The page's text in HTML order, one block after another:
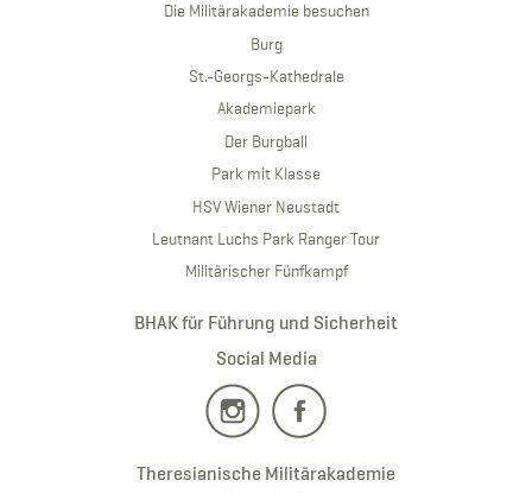
Die Militärakademie besuchen
Burg
St.-Georgs-Kathedrale
Akademiepark
Der Burgball
Park mit Klasse
HSV Wiener Neustadt
Leutnant Luchs Park Ranger Tour
Militärischer Fünfkampf
BHAK für Führung und Sicherheit
Social Media
Theresianische Militärakademie